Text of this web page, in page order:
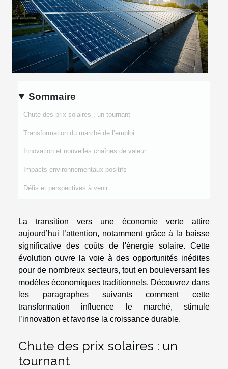
Sommaire
Chute des prix solaires : un tournant
Transformation du marché de l’emploi
Innovation et nouvelles chaînes de valeur
Impacts environnementaux positifs
Défis et perspectives à venir
La transition vers une économie verte attire
aujourd’hui l’attention, notamment grâce à la baisse
significative des coûts de l'énergie solaire. Cette
évolution ouvre la voie à des opportunités inédites
pour de nombreux secteurs, tout en bouleversant les
modèles économiques traditionnels. Découvrez dans
les paragraphes suivants comment cette
transformation influence le marché, stimule
l’innovation et favorise la croissance durable.
Chute des prix solaires : un
tournant